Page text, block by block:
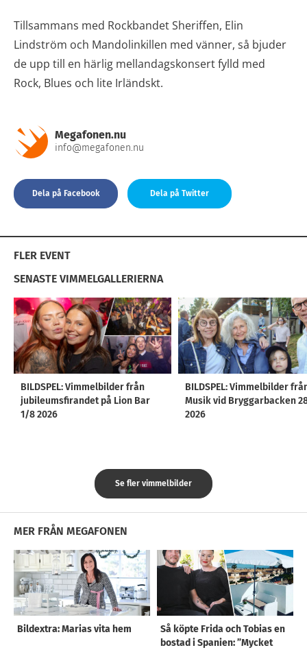
Tillsammans med Rockbandet Sheriffen, Elin
Lindström och Mandolinkillen med vänner, så bjuder
de upp till en härlig mellandagskonsert fylld med
Rock, Blues och lite Irländskt.
Megafonen.nu
info@megafonen.nu
Dela på Facebook Dela på Twitter
FLER EVENT
SENASTE VIMMELGALLERIERNA
BILDSPEL: Vimmelbilder från
jubileumsfirandet på Lion Bar
1/8 2026
BILDSPEL: Vimmelbilder
Musik vid Bryggarbacken
2026
Se fler vimmelbilder
MER FRÅN MEGAFONEN
Bildextra: Marias vita hem
Så köpte Frida och Tobias en
bostad i Spanien: ”Mycket